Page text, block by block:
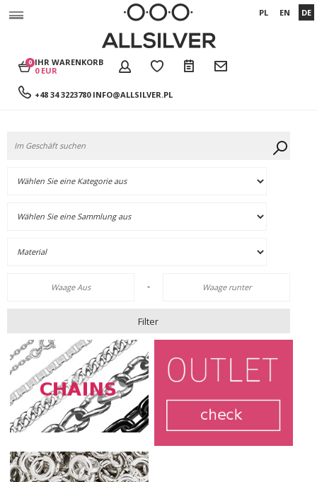
+48 34 3223780 INFO@ALLSILVER.PL
IHR WARENKORB
0 EUR
0
PL EN DE
-
Filter